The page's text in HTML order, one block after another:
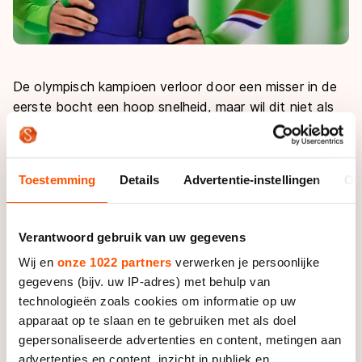
Toestemming Details Advertentie-instellingen
Verantwoord gebruik van uw gegevens
Wij en onze 1022 partners verwerken je persoonlijke
gegevens (bijv. uw IP-adres) met behulp van
technologieën zoals cookies om informatie op uw
apparaat op te slaan en te gebruiken met als doel
gepersonaliseerde advertenties en content, metingen aan
advertenties en content, inzicht in publiek en
De olympisch kampioen verloor door een misser in de
eerste bocht een hoop snelheid, maar wil dit niet als
excuus gebruiken. "Zonder fout rijd ik misschien twee
tienden sneller, maar dan doe ik nog steeds niet mee."
De rijder van Team beslist.nl voelde zich naar eigen
zeggen 'niet eens zo verkeerd', voorafgaand aan de
internationale toernooi van het seizoen. "De
prestatiedruk en spanning zijn er zeker ja. Ik sta altijd
stijf van de spanning, joh", kan er met een klein lachje
vanaf.
Mulder ging de World Cup-wedstrijd in Heerenveen